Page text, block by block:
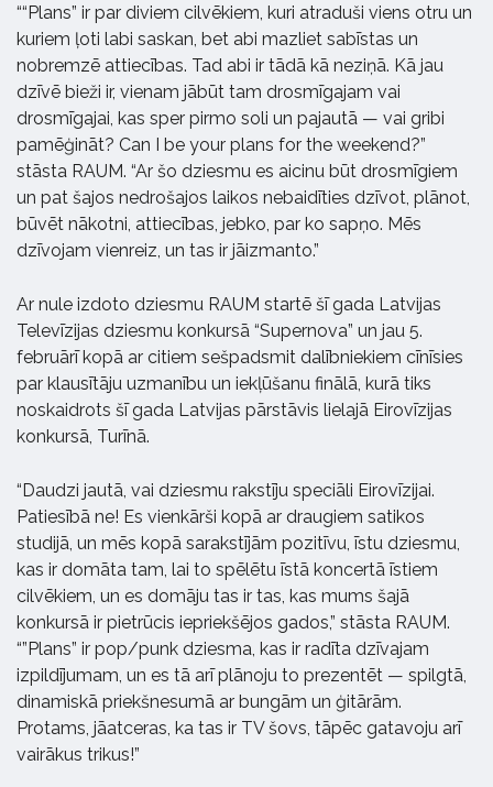
““Plans” ir par diviem cilvēkiem, kuri atraduši viens otru un
kuriem ļoti labi saskan, bet abi mazliet sabīstas un
nobremzē attiecības. Tad abi ir tādā kā neziņā. Kā jau
dzīvē bieži ir, vienam jābūt tam drosmīgajam vai
drosmīgajai, kas sper pirmo soli un pajautā — vai gribi
pamēģināt? Can I be your plans for the weekend?”
stāsta RAUM. “Ar šo dziesmu es aicinu būt drosmīgiem
un pat šajos nedrošajos laikos nebaidīties dzīvot, plānot,
būvēt nākotni, attiecības, jebko, par ko sapņo. Mēs
dzīvojam vienreiz, un tas ir jāizmanto.”
Ar nule izdoto dziesmu RAUM startē šī gada Latvijas
Televīzijas dziesmu konkursā “Supernova” un jau 5.
februārī kopā ar citiem sešpadsmit dalībniekiem cīnīsies
par klausītāju uzmanību un iekļūšanu finālā, kurā tiks
noskaidrots šī gada Latvijas pārstāvis lielajā Eirovīzijas
konkursā, Turīnā.
“Daudzi jautā, vai dziesmu rakstīju speciāli Eirovīzijai.
Patiesībā ne! Es vienkārši kopā ar draugiem satikos
studijā, un mēs kopā sarakstījām pozitīvu, īstu dziesmu,
kas ir domāta tam, lai to spēlētu īstā koncertā īstiem
cilvēkiem, un es domāju tas ir tas, kas mums šajā
konkursā ir pietrūcis iepriekšējos gados,” stāsta RAUM.
“”Plans” ir pop/punk dziesma, kas ir radīta dzīvajam
izpildījumam, un es tā arī plānoju to prezentēt — spilgtā,
dinamiskā priekšnesumā ar bungām un ģitārām.
Protams, jāatceras, ka tas ir TV šovs, tāpēc gatavoju arī
vairākus trikus!”